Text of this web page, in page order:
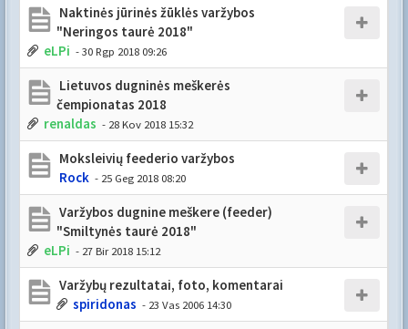
Naktinės jūrinės žūklės varžybos
"Neringos taurė 2018"
eLPi - 30 Rgp 2018 09:26
Lietuvos dugninės meškerės
čempionatas 2018
renaldas - 28 Kov 2018 15:32
Moksleivių feederio varžybos
Rock - 25 Geg 2018 08:20
Varžybos dugnine meškere (feeder)
"Smiltynės taurė 2018"
eLPi - 27 Bir 2018 15:12
Varžybų rezultatai, foto, komentarai
spiridonas - 23 Vas 2006 14:30